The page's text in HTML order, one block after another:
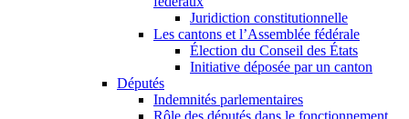
Juridiction constitutionnelle
Les cantons et l’Assemblée fédérale
Élection du Conseil des États
Initiative déposée par un canton
Députés
Indemnités parlementaires